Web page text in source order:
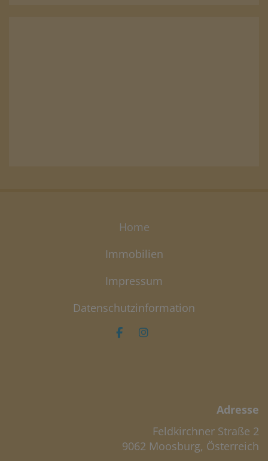
Home
Immobilien
Impressum
Datenschutzinformation
Adresse
Feldkirchner Straße 2
9062 Moosburg, Österreich